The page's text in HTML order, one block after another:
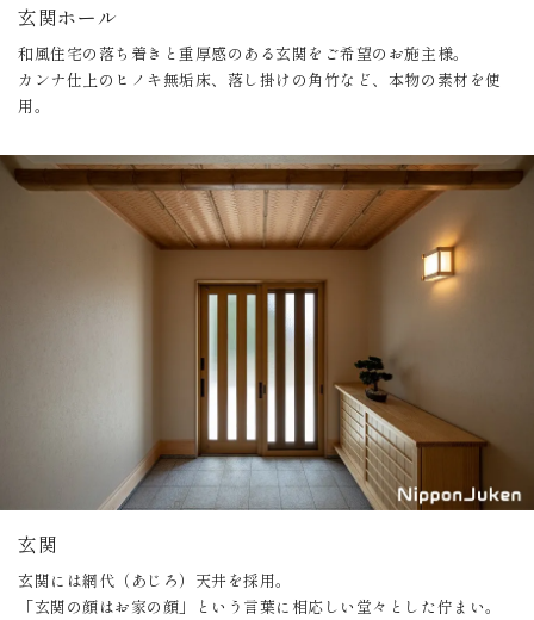
玄関ホール
和風住宅の落ち着きと重厚感のある玄関をご希望のお施主様。
カンナ仕上のヒノキ無垢床、落し掛けの角竹など、本物の素材を使
用。
玄関
玄関には網代（あじろ）天井を採用。
「玄関の顔はお家の顔」という言葉に相応しい堂々とした佇まい。